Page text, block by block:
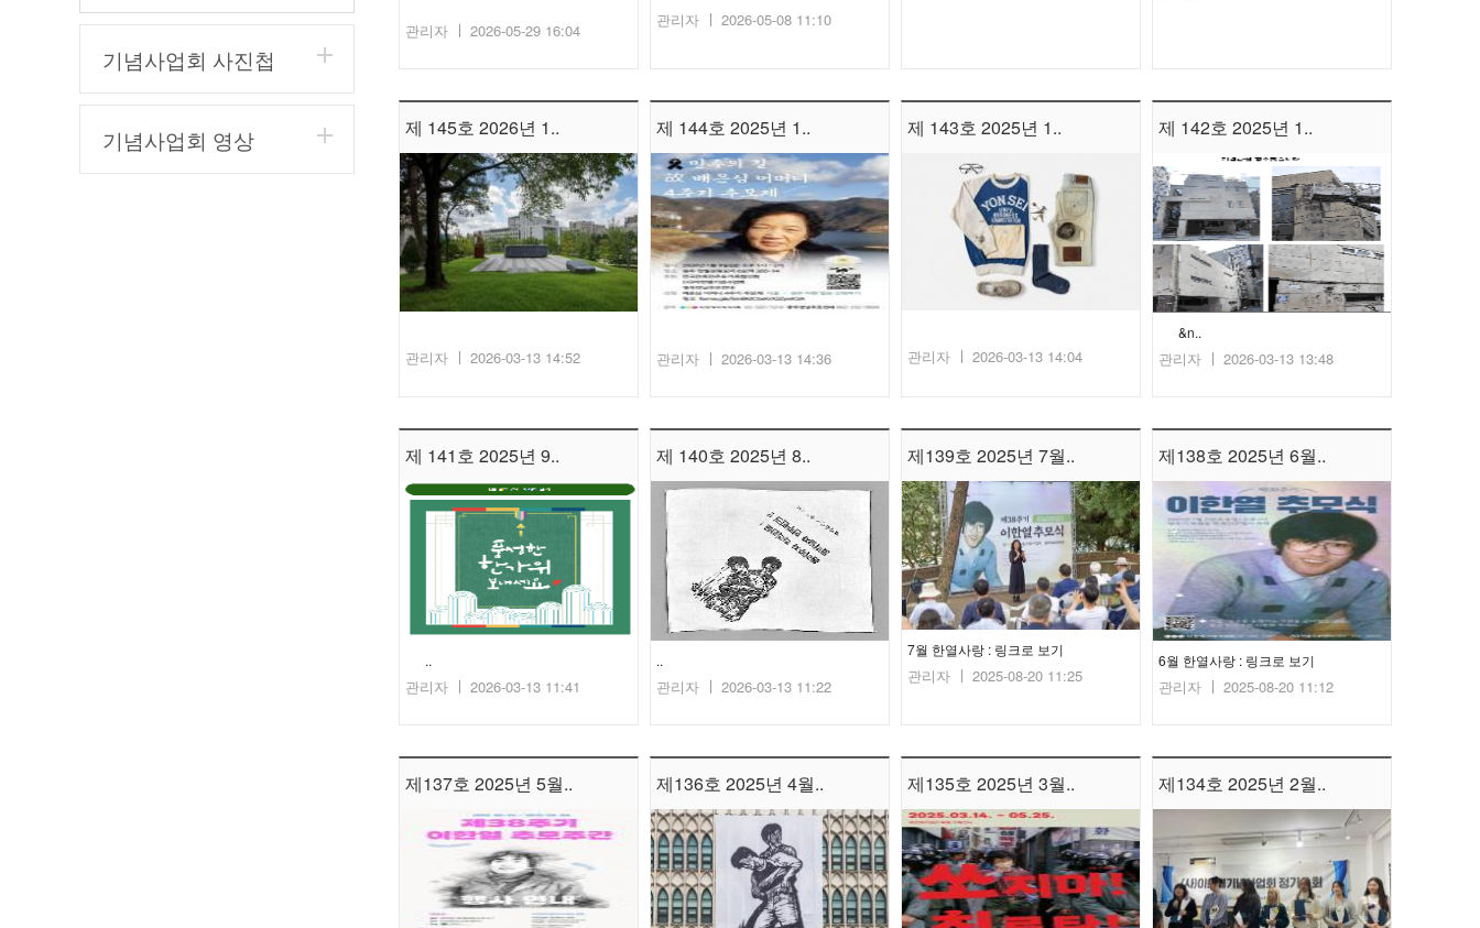
기념사업회 사진첩
기념사업회 영상
관리자 2026-05-29 16:04
관리자 2026-05-08 11:10
제 145호 2026년 1..
관리자 2026-03-13 14:52
제 144호 2025년 1..
관리자 2026-03-13 14:36
제 143호 2025년 1..
관리자 2026-03-13 14:04
제 142호 2025년 1..
&n..
관리자 2026-03-13 13:48
제 141호 2025년 9..
..
관리자 2026-03-13 11:41
제 140호 2025년 8..
..
관리자 2026-03-13 11:22
제139호 2025년 7월..
7월 한열사랑 : 링크로 보기
관리자 2025-08-20 11:25
제138호 2025년 6월..
6월 한열사랑 : 링크로 보기
관리자 2025-08-20 11:12
제137호 2025년 5월.. 제136호 2025년 4월.. 제135호 2025년 3월.. 제134호 2025년 2월..